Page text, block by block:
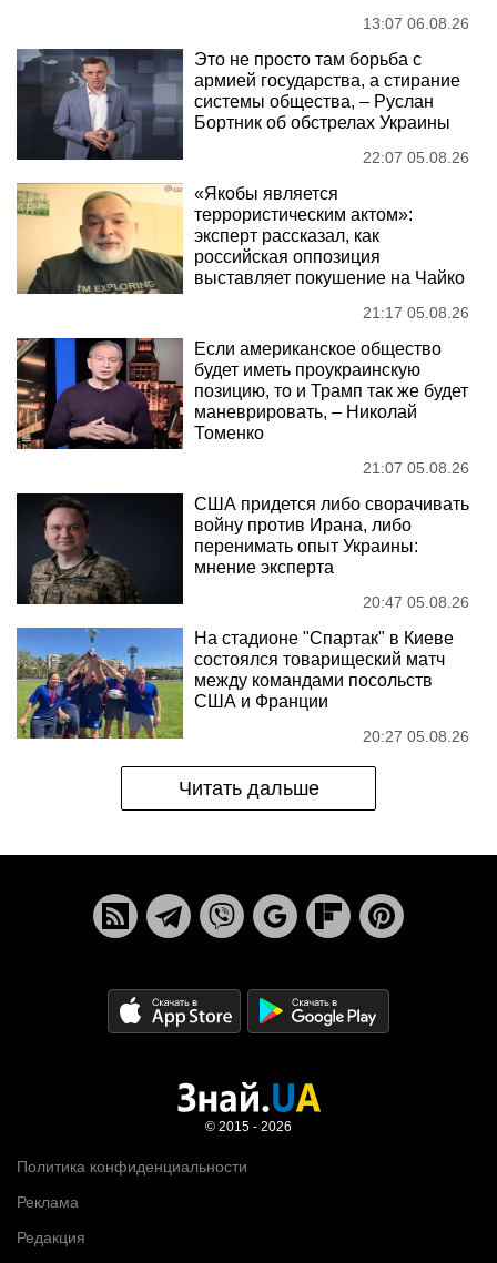
13:07 06.08.26
Это не просто там борьба с
армией государства, а стирание
системы общества, – Руслан
Бортник об обстрелах Украины
22:07 05.08.26
«Якобы является
террористическим актом»:
эксперт рассказал, как
российская оппозиция
выставляет покушение на Чайко
21:17 05.08.26
Если американское общество
будет иметь проукраинскую
позицию, то и Трамп так же будет
маневрировать, – Николай
Томенко
21:07 05.08.26
США придется либо сворачивать
войну против Ирана, либо
перенимать опыт Украины:
мнение эксперта
20:47 05.08.26
На стадионе "Спартак" в Киеве
состоялся товарищеский матч
между командами посольств
США и Франции
20:27 05.08.26
Читать дальше
Политика конфиденциальности
Реклама
Редакция
© 2015 - 2026